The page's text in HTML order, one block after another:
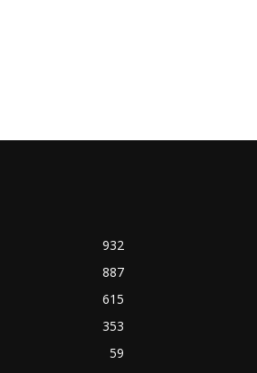
932
887
615
353
59